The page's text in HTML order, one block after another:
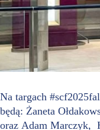
Na targach
będą: Żaneta
oraz Adam Marczyk,